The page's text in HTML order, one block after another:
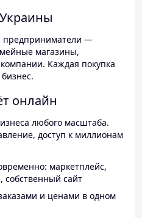
предприниматели —
магазины,
Каждая покупка
онлайн
любого масштаба.
доступ к миллионам
маркетплейс,
сайт
и ценами в одном